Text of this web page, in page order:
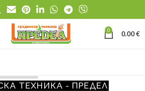
0 0.00€
ТЕХНИКА - ПРЕДЕЛ